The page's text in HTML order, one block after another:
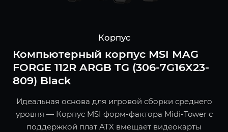
Корпус
Компьютерный корпус MSI MAG
FORGE 112R ARGB TG (306-7G16X23-
809) Black
Идеальная основа для игровой сборки среднего
уровня — Корпус MSI форм-фактора Midi-Tower с
поддержкой плат ATX вмещает видеокарты